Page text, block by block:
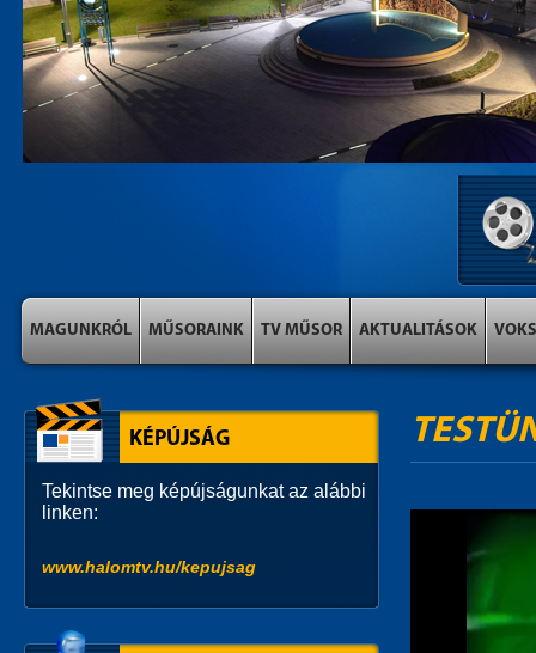
MAGUNKRÓL MŰSORAINK TV MŰSOR AKTUALITÁSOK VOKS
KÉPÚJSÁG
Tekintse meg képújságunkat az alábbi
linken:
www.halomtv.hu/kepujsag